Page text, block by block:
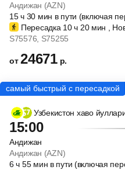
Андижан (AZN)
15ч30 мин в пути (включая
Пересадка 10ч 20 мин ,
S75576 , S75255
от24671 р.
Узбекистон хаво
15:00
Андижан
Андижан (AZN)
6ч 55 мин в пути (включая